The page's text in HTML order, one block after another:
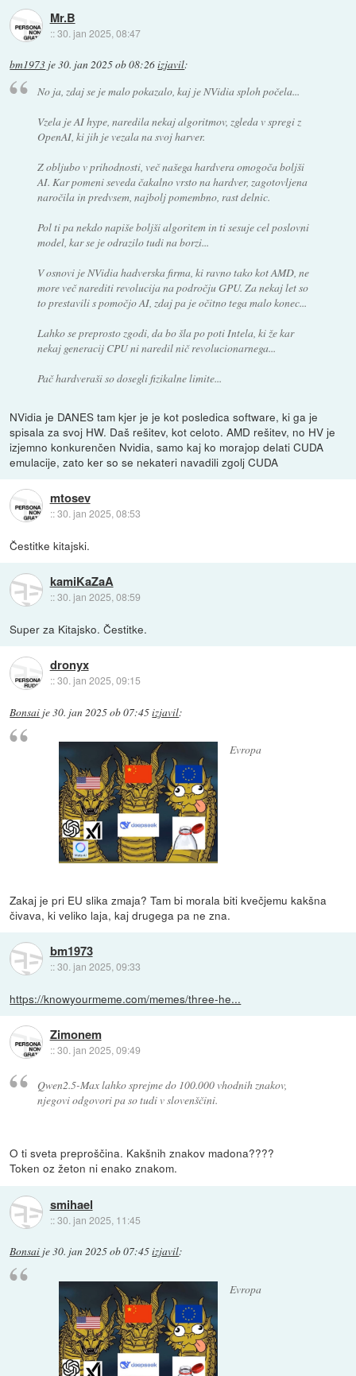
Mr.B
::30. jan 2025, 08:47
bm1973 je30. jan 2025 ob 08:26izjavil:
No ja, zdaj se je malo pokazalo, kaj je NVidia sploh počela...
Vzela je AI hype, naredila nekaj algoritmov, zgleda v spregi z
OpenAI, ki jih je vezala na svoj harver.
Z obljubo v prihodnosti, več našega hardvera omogoča boljši
AI. Kar pomeni seveda čakalno vrsto na hardver, zagotovljena
naročila in predvsem, najbolj pomembno, rast delnic.
Pol ti pa nekdo napiše boljši algoritem in ti sesuje cel poslovni
model, kar se je odrazilo tudi na borzi...
V osnovi je NVidia hadverska firma, ki ravno tako kot AMD, ne
more več narediti revolucija na področju GPU. Za nekaj let so
to prestavili s pomočjo AI, zdaj pa je očitno tega malo konec...
Lahko se preprosto zgodi, da bo šla po poti Intela, ki že kar
nekaj generacij CPU ni naredil nič revolucionarnega...
Pač hardveraši so dosegli fizikalne limite...
NVidia je DANES tam kjer je je kot posledica software, ki ga je
spisala za svoj HW. Daš rešitev, kot celoto. AMD rešitev, no HV je
izjemno konkurenčen Nvidia, samo kaj ko morajop delati CUDA
emulacije, zato ker so se nekateri navadili zgolj CUDA
mtosev
::30. jan 2025, 08:53
Čestitke kitajski.
kamiKaZaA
::30. jan 2025, 08:59
Super za Kitajsko. Čestitke.
dronyx
::30. jan 2025, 09:15
Bonsai je30. jan 2025 ob 07:45izjavil:
Evropa
Zakaj je pri EU slika zmaja? Tam bi morala biti kvečjemu kakšna
čivava, ki veliko laja, kaj drugega pa ne zna.
bm1973
::30. jan 2025, 09:33
https://knowyourmeme.com/memes/three-he...
Zimonem
::30. jan 2025, 09:49
Qwen2.5-Max lahko sprejme do 100.000 vhodnih znakov,
njegovi odgovori pa so tudi v slovenščini.
O ti sveta preproščina. Kakšnih znakov madona????
Token oz žeton ni enako znakom.
smihael
::30. jan 2025, 11:45
Bonsai je30. jan 2025 ob 07:45izjavil:
Evropa